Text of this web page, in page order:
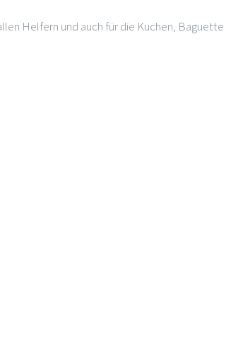
Helfern und auch für die Kuchen,